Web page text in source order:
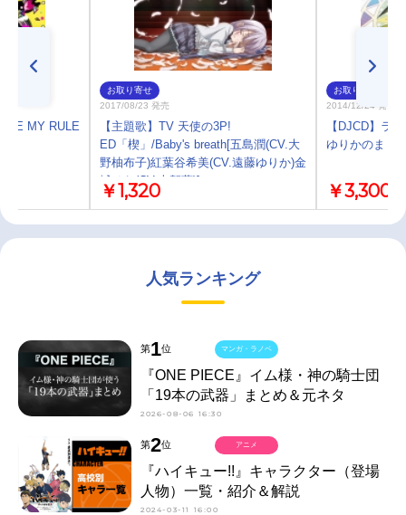
MY RULE
お取り寄せ
2017/08/23 発売
【主題歌】TV 天使の3P!
ED「楔」/Baby's breath[五島潤(CV.大
野柚布子)紅葉谷希美(CV.遠藤ゆりか)金
城そら(CV.古賀葵)]
￥1,320
お取り寄せ
2014/12/24 発売
【DJCD】ラ
ゆりかのまじ
￥3,300
人気ランキング
第1位
『ONE PIECE』イム様・神の騎士団
「19本の武器」まとめ＆元ネタ
2026-08-06 16:30
マンガ・ラノベ
第2位
『ハイキュー!!』キャラクター（登場
人物）一覧・紹介＆解説
2024-03-11 16:00
アニメ